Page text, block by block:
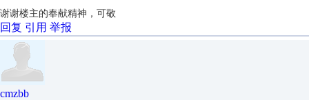
谢谢楼主的奉献精神，可敬
回复 引用 举报
cmzbb